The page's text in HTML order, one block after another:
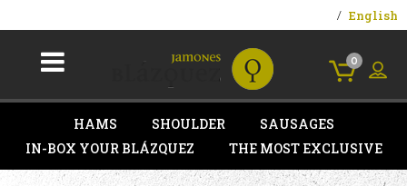
English
0
HAMS SHOULDER
SAUSAGES
IN-BOX YOUR BLÁZQUEZ
THE MOST EXCLUSIVE